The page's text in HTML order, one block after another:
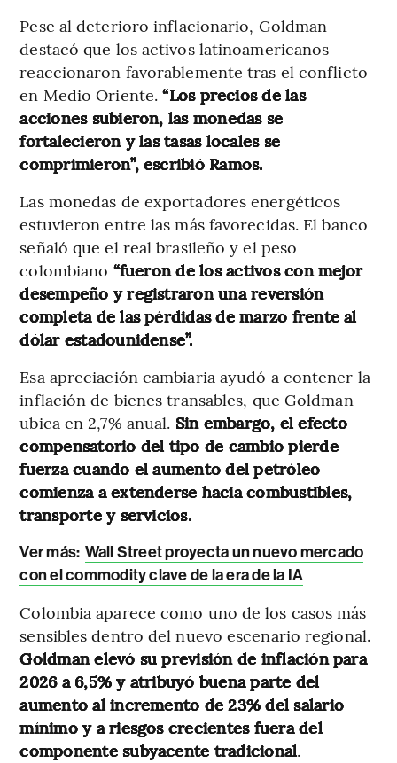
Pese al deterioro inflacionario, Goldman
destacó que los activos latinoamericanos
reaccionaron favorablemente tras el conflicto
en Medio Oriente. “Los precios de las
acciones subieron, las monedas se
fortalecieron y las tasas locales se
comprimieron”, escribió Ramos.
Las monedas de exportadores energéticos
estuvieron entre las más favorecidas. El banco
señaló que el real brasileño y el peso
colombiano “fueron de los activos con mejor
desempeño y registraron una reversión
completa de las pérdidas de marzo frente al
dólar estadounidense”.
Esa apreciación cambiaria ayudó a contener la
inflación de bienes transables, que Goldman
ubica en 2,7% anual. Sin embargo, el efecto
compensatorio del tipo de cambio pierde
fuerza cuando el aumento del petróleo
comienza a extenderse hacia combustibles,
transporte y servicios.
Ver más: Wall Street proyecta un nuevo mercado
con el commodity clave de la era de la IA
Colombia aparece como uno de los casos más
sensibles dentro del nuevo escenario regional.
Goldman elevó su previsión de inflación para
2026 a 6,5% y atribuyó buena parte del
aumento al incremento de 23% del salario
mínimo y a riesgos crecientes fuera del
componente subyacente tradicional.